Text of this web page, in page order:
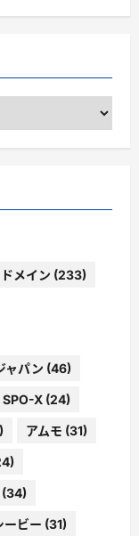
メイン (233)
ャパン (46)
SPO-X (24)
アムモ (31)
(34)
ービー (31)